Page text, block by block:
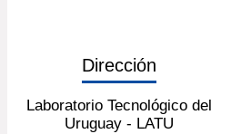
Dirección
Laboratorio Tecnológico del
Uruguay - LATU